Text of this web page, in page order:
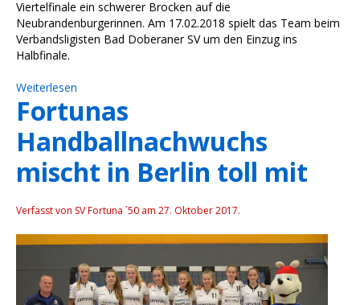
Viertelfinale ein schwerer Brocken auf die
Neubrandenburgerinnen. Am 17.02.2018 spielt das Team beim
Verbandsligisten Bad Doberaner SV um den Einzug ins
Halbfinale.
Weiterlesen
Fortunas
Handballnachwuchs
mischt in Berlin toll mit
Verfasst von SV Fortuna ´50 am 27. Oktober 2017.